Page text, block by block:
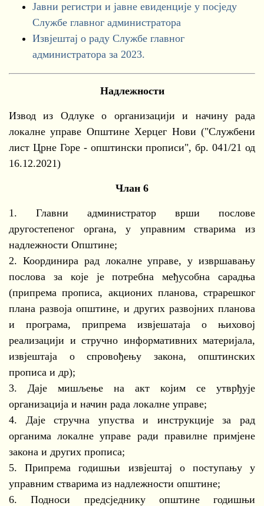
Јавни регистри и јавне евиденције у посједу
Службе главног администратора
Извјештај о раду Службе главног
администратора за 2023.
Надлежности
Извод из Одлуке о организацији и начину рада
локалне управе Општине Херцег Нови ("Службени
лист Црне Горе - општински прописи", бр. 041/21 од
16.12.2021)
Члан 6
1. Главни администратор врши послове
другостепеног органа, у управним стварима из
надлежности Општине;
2. Координира рад локалне управе, у извршавању
послова за које је потребна међусобна сарадња
(припрема прописа, акционих планова, страрешког
плана развоја општине, и других развојних планова
и програма, припрема извјешатаја о њиховој
реализацији и стручно информативних материјала,
извјештаја о спровођењу закона, општинских
прописа и др);
3. Даје мишљење на акт којим се утврђује
организација и начин рада локалне управе;
4. Даје стручна упуства и инструкције за рад
органима локалне управе ради правилне примјене
закона и других прописа;
5. Припрема годишњи извјештај о поступању у
управним стварима из надлежности општине;
6. Подноси предсједнику општине годишњи